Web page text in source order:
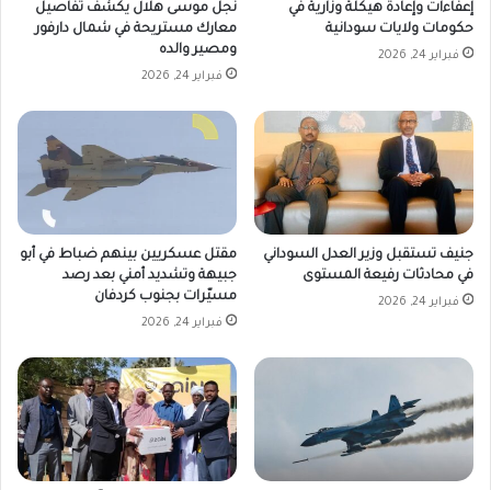
إعفاءات وإعادة هيكلة وزارية في
حكومات ولايات سودانية
فبراير 24, 2026
نجل موسى هلال يكشف تفاصيل
معارك مستريحة في شمال دارفور
ومصير والده
فبراير 24, 2026
جنيف تستقبل وزير العدل السوداني
في محادثات رفيعة المستوى
فبراير 24, 2026
مقتل عسكريين بينهم ضباط في أبو
جبيهة وتشديد أمني بعد رصد
مسيّرات بجنوب كردفان
فبراير 24, 2026